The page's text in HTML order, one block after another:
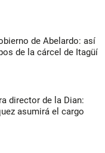
de Abelardo: así
de la cárcel de Itagüí
director de la Dian:
asumirá el cargo